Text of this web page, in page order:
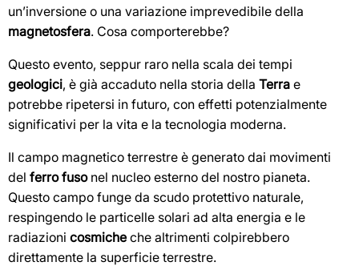
un’inversione o una variazione imprevedibile della
magnetosfera. Cosa comporterebbe?
Questo evento, seppur raro nella scala dei tempi
geologici, è già accaduto nella storia della Terra e
potrebbe ripetersi in futuro, con effetti potenzialmente
significativi per la vita e la tecnologia moderna.
Il campo magnetico terrestre è generato dai movimenti
del ferro fusonel nucleo esterno del nostro pianeta.
Questo campo funge da scudo protettivo naturale,
respingendo le particelle solari ad alta energia e le
radiazioni cosmiche che altrimenti colpirebbero
direttamente la superficie terrestre.